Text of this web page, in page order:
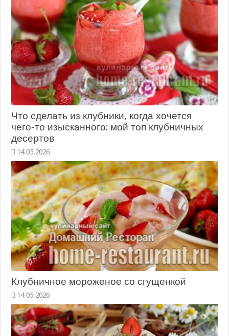
Что сделать из клубники, когда хочется
чего-то изысканного: мой топ клубничных
десертов
14.05.2026
Клубничное мороженое со сгущенкой
14.05.2026